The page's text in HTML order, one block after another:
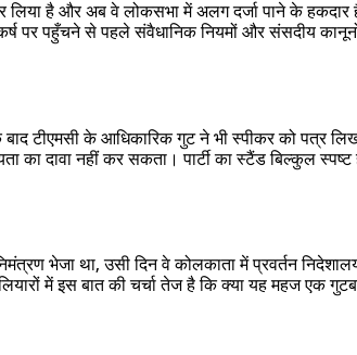
है और अब वे लोकसभा में अलग दर्जा पाने के हकदार
पर पहुँचने से पहले संवैधानिक नियमों और संसदीय
के आधिकारिक गुट ने भी स्पीकर को पत्र
का दावा नहीं कर सकता। पार्टी का स्टैंड बिल्कुल
भेजा था, उसी दिन वे कोलकाता में प्रवर्तन
में इस बात की चर्चा तेज है कि क्या यह महज एक